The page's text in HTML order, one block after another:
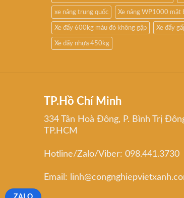
xe nâng trung quốc Xe nâng WP1000 mặt
Xe đẩy 600kg màu đỏ không gập Xe đẩy
Xe đẩy nhựa 450kg
TP.Hồ Chí Minh
334 Tân Hoà Đông, P. Bình Trị
TP.HCM
Hotline/Zalo/Viber: 098.441.3730
Email: